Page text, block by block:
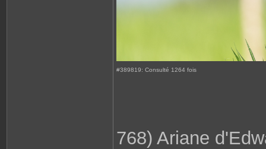
#389819: Consulté 1264 fois
768) Ariane